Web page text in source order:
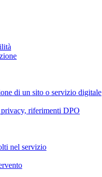
di un sito o servizio digitale
riferimenti DPO
nel servizio